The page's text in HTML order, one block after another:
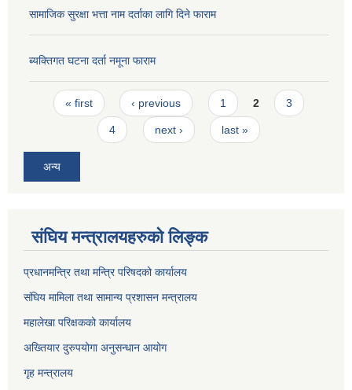
सामाजिक सुरक्षा भत्ता नाम दर्ताका लागि दिने फाराम
ब्यक्तिगत घटना दर्ता नमूना फाराम
Pages
« first ‹ previous 1 2 3
4 next › last »
अन्य
संघिय मन्त्रालयहरुको लिङ्‍क
प्रधानमन्त्रि तथा मन्त्रि परिषदको कार्यालय
संघिय मामिला तथा सामान्य प्रशासन मन्त्रालय
महालेखा परिक्षकको कार्यालय
अख्तियार दुरुपयोगा अनुसन्धान आयोग
गृह मन्त्रालय